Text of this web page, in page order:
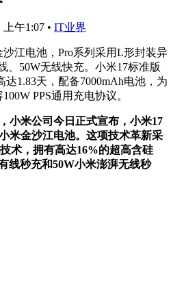
上午1:07 • IT业界
江电池，Pro系列采用L形封装异
、50W无线快充。小米17标准版
1.83天，配备7000mAh电池，为
PPS通用充电协议。
小米公司今日正式宣布，小米17
米金沙江电池。这项技术革新采
术，拥有高达16%的超高含硅
线秒充和50W小米澎湃无线秒